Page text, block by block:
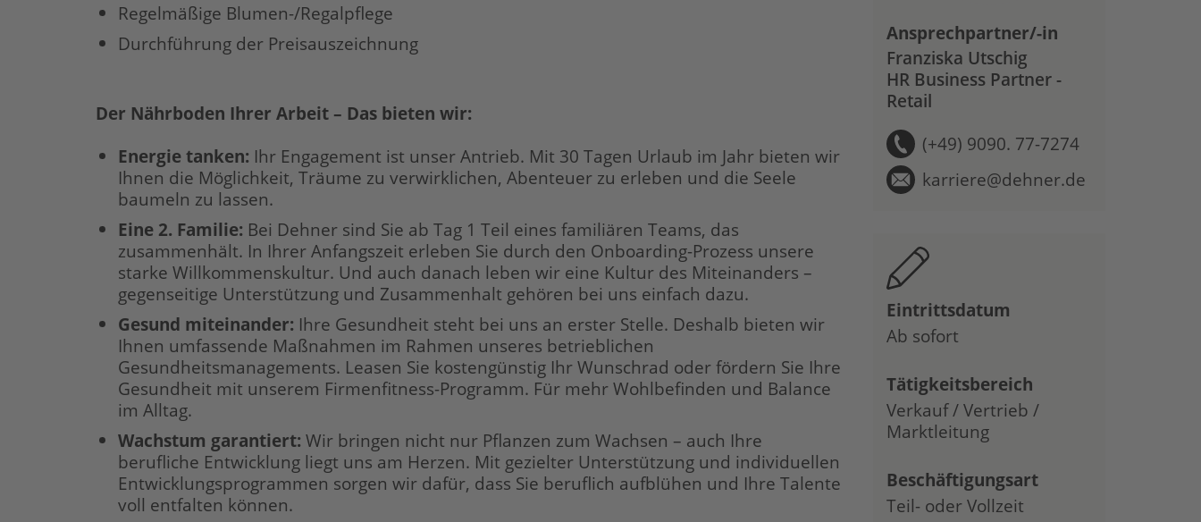
Regelmäßige Blumen-/Regalpflege
Durchführung der Preisauszeichnung
Der Nährboden Ihrer Arbeit – Das bieten wir:
Energie tanken: Ihr Engagement ist unser Antrieb. Mit 30 Tagen Urlaub im Jahr bieten wir
Ihnen die Möglichkeit, Träume zu verwirklichen, Abenteuer zu erleben und die Seele
baumeln zu lassen.
Eine 2. Familie: Bei Dehner sind Sie ab Tag 1 Teil eines familiären Teams, das
zusammenhält. In Ihrer Anfangszeit erleben Sie durch den Onboarding-Prozess unsere
starke Willkommenskultur. Und auch danach leben wir eine Kultur des Miteinanders –
gegenseitige Unterstützung und Zusammenhalt gehören bei uns einfach dazu.
Gesund miteinander: Ihre Gesundheit steht bei uns an erster Stelle. Deshalb bieten wir
Ihnen umfassende Maßnahmen im Rahmen unseres betrieblichen
Gesundheitsmanagements. Leasen Sie kostengünstig Ihr Wunschrad oder fördern Sie Ihre
Gesundheit mit unserem Firmenfitness-Programm. Für mehr Wohlbefinden und Balance
im Alltag.
Wachstum garantiert: Wir bringen nicht nur Pflanzen zum Wachsen – auch Ihre
berufliche Entwicklung liegt uns am Herzen. Mit gezielter Unterstützung und individuellen
Entwicklungsprogrammen sorgen wir dafür, dass Sie beruflich aufblühen und Ihre Talente
voll entfalten können.
Ansprechpartner/-in
Franziska Utschig
HR Business Partner -
Retail
(+49) 9090. 77-7274
karriere@dehner.de
Eintrittsdatum
Ab sofort
Tätigkeitsbereich
Verkauf / Vertrieb /
Marktleitung
Beschäftigungsart
Teil- oder Vollzeit